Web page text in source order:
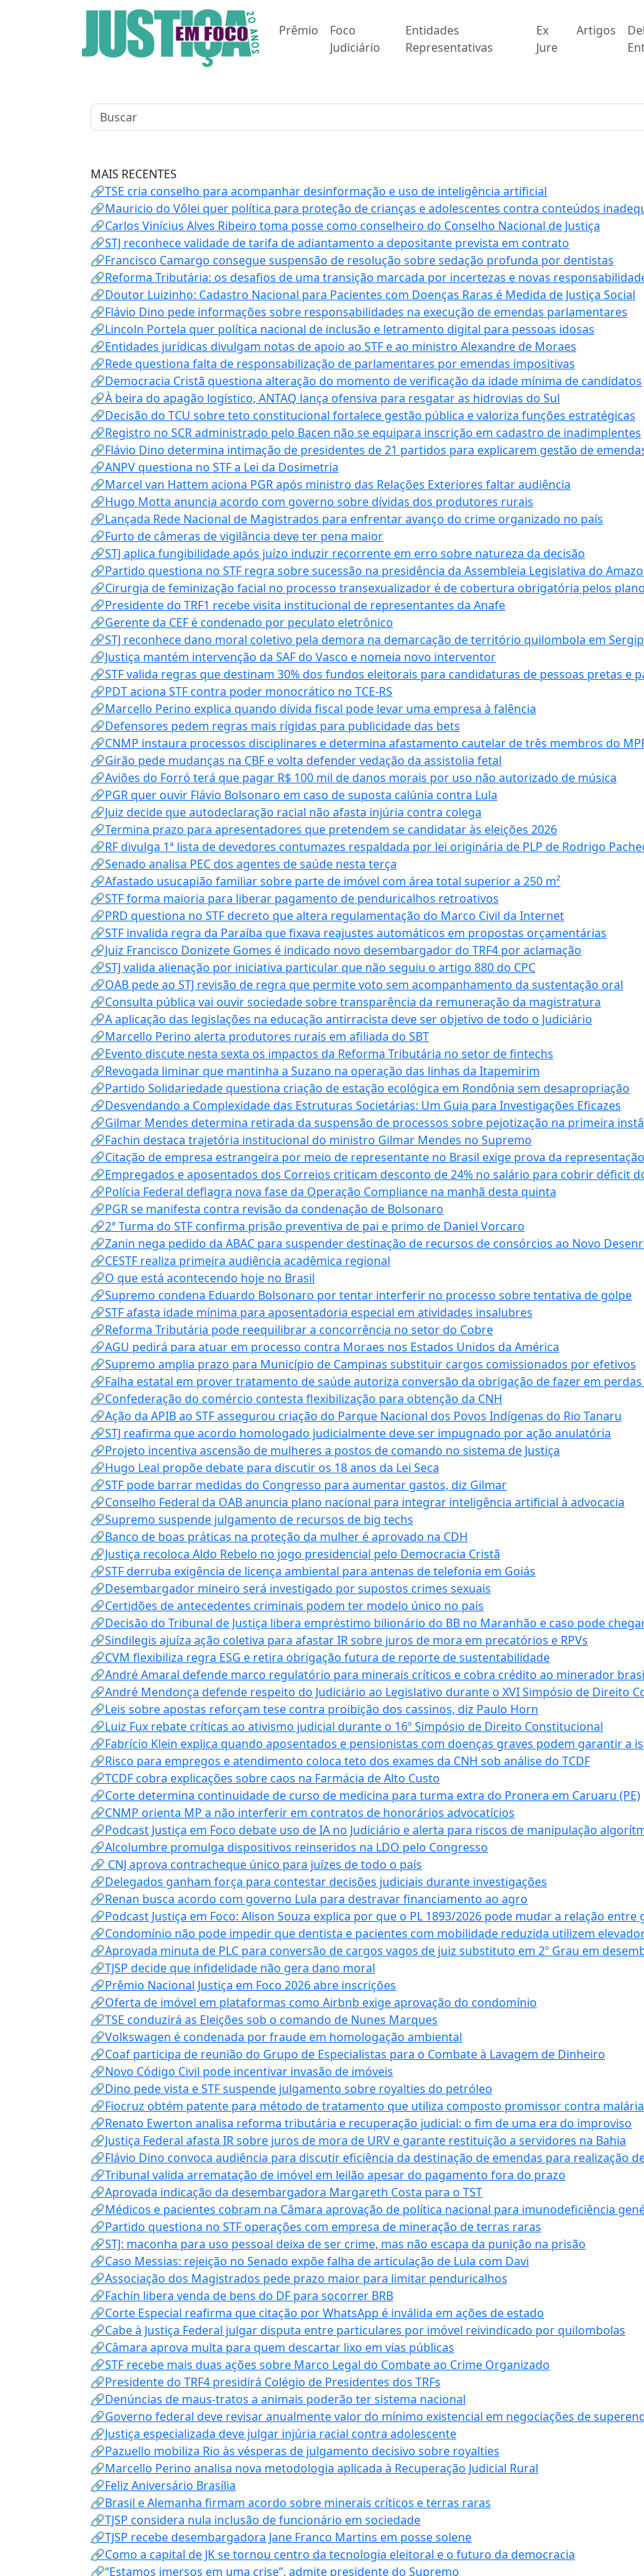
Prêmio
Foco
Judiciário
Entidades
Representativas
Ex
Jure
Artigos
MAIS RECENTES
🔗TSE cria conselho para acompanhar desinformação e uso de inteligência artificial
🔗Mauricio do Vôlei quer política para proteção de crianças e adolescentes contra conteúdos
🔗Carlos Vinícius Alves Ribeiro toma posse como conselheiro do Conselho Nacional de Justiça
🔗STJ reconhece validade de tarifa de adiantamento a depositante prevista em contrato
🔗Francisco Camargo consegue suspensão de resolução sobre sedação profunda por dentistas
🔗Reforma Tributária: os desafios de uma transição marcada por incertezas e novas
🔗Doutor Luizinho: Cadastro Nacional para Pacientes com Doenças Raras é Medida de Justiça Social
🔗Flávio Dino pede informações sobre responsabilidades na execução de emendas parlamentares
🔗Lincoln Portela quer política nacional de inclusão e letramento digital para pessoas idosas
🔗Entidades jurídicas divulgam notas de apoio ao STF e ao ministro Alexandre de Moraes
🔗Rede questiona falta de responsabilização de parlamentares por emendas impositivas
🔗Democracia Cristã questiona alteração do momento de verificação da idade mínima de candidatos
🔗À beira do apagão logístico, ANTAQ lança ofensiva para resgatar as hidrovias do Sul
🔗Decisão do TCU sobre teto constitucional fortalece gestão pública e valoriza funções estratégicas
🔗Registro no SCR administrado pelo Bacen não se equipara inscrição em cadastro de inadimplentes
🔗Flávio Dino determina intimação de presidentes de 21 partidos para explicarem gestão de
🔗ANPV questiona no STF a Lei da Dosimetria
🔗Marcel van Hattem aciona PGR após ministro das Relações Exteriores faltar audiência
🔗Hugo Motta anuncia acordo com governo sobre dívidas dos produtores rurais
🔗Lançada Rede Nacional de Magistrados para enfrentar avanço do crime organizado no país
🔗Furto de câmeras de vigilância deve ter pena maior
🔗STJ aplica fungibilidade após juízo induzir recorrente em erro sobre natureza da decisão
🔗Partido questiona no STF regra sobre sucessão na presidência da Assembleia Legislativa do
🔗Cirurgia de feminização facial no processo transexualizador é de cobertura obrigatória pelos
🔗Presidente do TRF1 recebe visita institucional de representantes da Anafe
🔗Gerente da CEF é condenado por peculato eletrônico
🔗STJ reconhece dano moral coletivo pela demora na demarcação de território quilombola em
🔗Justiça mantém intervenção da SAF do Vasco e nomeia novo interventor
🔗STF valida regras que destinam 30% dos fundos eleitorais para candidaturas de pessoas pretas e
🔗PDT aciona STF contra poder monocrático no TCE-RS
🔗Marcello Perino explica quando dívida fiscal pode levar uma empresa à falência
🔗Defensores pedem regras mais rígidas para publicidade das bets
🔗CNMP instaura processos disciplinares e determina afastamento cautelar de três membros do
🔗Girão pede mudanças na CBF e volta defender vedação da assistolia fetal
🔗Aviões do Forró terá que pagar R$ 100 mil de danos morais por uso não autorizado de música
🔗PGR quer ouvir Flávio Bolsonaro em caso de suposta calúnia contra Lula
🔗Juiz decide que autodeclaração racial não afasta injúria contra colega
🔗Termina prazo para apresentadores que pretendem se candidatar às eleições 2026
🔗RF divulga 1ª lista de devedores contumazes respaldada por lei originária de PLP de Rodrigo
🔗Senado analisa PEC dos agentes de saúde nesta terça
🔗Afastado usucapião familiar sobre parte de imóvel com área total superior a 250 m²
🔗STF forma maioria para liberar pagamento de penduricalhos retroativos
🔗PRD questiona no STF decreto que altera regulamentação do Marco Civil da Internet
🔗STF invalida regra da Paraíba que fixava reajustes automáticos em propostas orçamentárias
🔗Juiz Francisco Donizete Gomes é indicado novo desembargador do TRF4 por aclamação
🔗STJ valida alienação por iniciativa particular que não seguiu o artigo 880 do CPC
🔗OAB pede ao STJ revisão de regra que permite voto sem acompanhamento da sustentação oral
🔗Consulta pública vai ouvir sociedade sobre transparência da remuneração da magistratura
🔗A aplicação das legislações na educação antirracista deve ser objetivo de todo o Judiciário
🔗Marcello Perino alerta produtores rurais em afiliada do SBT
🔗Evento discute nesta sexta os impactos da Reforma Tributária no setor de fintechs
🔗Revogada liminar que mantinha a Suzano na operação das linhas da Itapemirim
🔗Partido Solidariedade questiona criação de estação ecológica em Rondônia sem desapropriação
🔗Desvendando a Complexidade das Estruturas Societárias: Um Guia para Investigações Eficazes
🔗Gilmar Mendes determina retirada da suspensão de processos sobre pejotização na primeira
🔗Fachin destaca trajetória institucional do ministro Gilmar Mendes no Supremo
🔗Citação de empresa estrangeira por meio de representante no Brasil exige prova da representação
🔗Empregados e aposentados dos Correios criticam desconto de 24% no salário para cobrir déficit
🔗Polícia Federal deflagra nova fase da Operação Compliance na manhã desta quinta
🔗PGR se manifesta contra revisão da condenação de Bolsonaro
🔗2ª Turma do STF confirma prisão preventiva de pai e primo de Daniel Vorcaro
🔗Zanin nega pedido da ABAC para suspender destinação de recursos de consórcios ao Novo
🔗CESTF realiza primeira audiência acadêmica regional
🔗O que está acontecendo hoje no Brasil
🔗Supremo condena Eduardo Bolsonaro por tentar interferir no processo sobre tentativa de golpe
🔗STF afasta idade mínima para aposentadoria especial em atividades insalubres
🔗Reforma Tributária pode reequilibrar a concorrência no setor do Cobre
🔗AGU pedirá para atuar em processo contra Moraes nos Estados Unidos da América
🔗Supremo amplia prazo para Município de Campinas substituir cargos comissionados por efetivos
🔗Falha estatal em prover tratamento de saúde autoriza conversão da obrigação de fazer em perdas
🔗Confederação do comércio contesta flexibilização para obtenção da CNH
🔗Ação da APIB ao STF assegurou criação do Parque Nacional dos Povos Indígenas do Rio Tanaru
🔗STJ reafirma que acordo homologado judicialmente deve ser impugnado por ação anulatória
🔗Projeto incentiva ascensão de mulheres a postos de comando no sistema de Justiça
🔗Hugo Leal propõe debate para discutir os 18 anos da Lei Seca
🔗STF pode barrar medidas do Congresso para aumentar gastos, diz Gilmar
🔗Conselho Federal da OAB anuncia plano nacional para integrar inteligência artificial à advocacia
🔗Supremo suspende julgamento de recursos de big techs
🔗Banco de boas práticas na proteção da mulher é aprovado na CDH
🔗Justiça recoloca Aldo Rebelo no jogo presidencial pelo Democracia Cristã
🔗STF derruba exigência de licença ambiental para antenas de telefonia em Goiás
🔗Desembargador mineiro será investigado por supostos crimes sexuais
🔗Certidões de antecedentes criminais podem ter modelo único no país
🔗Decisão do Tribunal de Justiça libera empréstimo bilionário do BB no Maranhão e caso pode chegar
🔗Sindilegis ajuíza ação coletiva para afastar IR sobre juros de mora em precatórios e RPVs
🔗CVM flexibiliza regra ESG e retira obrigação futura de reporte de sustentabilidade
🔗André Amaral defende marco regulatório para minerais críticos e cobra crédito ao minerador
🔗André Mendonça defende respeito do Judiciário ao Legislativo durante o XVI Simpósio de Direito
🔗Leis sobre apostas reforçam tese contra proibição dos cassinos, diz Paulo Horn
🔗Luiz Fux rebate críticas ao ativismo judicial durante o 16º Simpósio de Direito Constitucional
🔗Fabrício Klein explica quando aposentados e pensionistas com doenças graves podem garantir a
🔗Risco para empregos e atendimento coloca teto dos exames da CNH sob análise do TCDF
🔗TCDF cobra explicações sobre caos na Farmácia de Alto Custo
🔗Corte determina continuidade de curso de medicina para turma extra do Pronera em Caruaru (PE)
🔗CNMP orienta MP a não interferir em contratos de honorários advocatícios
🔗Podcast Justiça em Foco debate uso de IA no Judiciário e alerta para riscos de manipulação
🔗Alcolumbre promulga dispositivos reinseridos na LDO pelo Congresso
🔗 CNJ aprova contracheque único para juízes de todo o país
🔗Delegados ganham força para contestar decisões judiciais durante investigações
🔗Renan busca acordo com governo Lula para destravar financiamento ao agro
🔗Podcast Justiça em Foco: Alison Souza explica por que o PL 1893/2026 pode mudar a relação
🔗Condomínio não pode impedir que dentista e pacientes com mobilidade reduzida utilizem
🔗Aprovada minuta de PLC para conversão de cargos vagos de juiz substituto em 2º Grau em
🔗TJSP decide que infidelidade não gera dano moral
🔗Prêmio Nacional Justiça em Foco 2026 abre inscrições
🔗Oferta de imóvel em plataformas como Airbnb exige aprovação do condomínio
🔗TSE conduzirá as Eleições sob o comando de Nunes Marques
🔗Volkswagen é condenada por fraude em homologação ambiental
🔗Coaf participa de reunião do Grupo de Especialistas para o Combate à Lavagem de Dinheiro
🔗Novo Código Civil pode incentivar invasão de imóveis
🔗Dino pede vista e STF suspende julgamento sobre royalties do petróleo
🔗Fiocruz obtém patente para método de tratamento que utiliza composto promissor contra
🔗Renato Ewerton analisa reforma tributária e recuperação judicial: o fim de uma era do improviso
🔗Justiça Federal afasta IR sobre juros de mora de URV e garante restituição a servidores na Bahia
🔗Flávio Dino convoca audiência para discutir eficiência da destinação de emendas para realização
🔗Tribunal valida arrematação de imóvel em leilão apesar do pagamento fora do prazo
🔗Aprovada indicação da desembargadora Margareth Costa para o TST
🔗Médicos e pacientes cobram na Câmara aprovação de política nacional para imunodeficiência
🔗Partido questiona no STF operações com empresa de mineração de terras raras
🔗STJ: maconha para uso pessoal deixa de ser crime, mas não escapa da punição na prisão
🔗Caso Messias: rejeição no Senado expõe falha de articulação de Lula com Davi
🔗Associação dos Magistrados pede prazo maior para limitar penduricalhos
🔗Fachin libera venda de bens do DF para socorrer BRB
🔗Corte Especial reafirma que citação por WhatsApp é inválida em ações de estado
🔗Cabe à Justiça Federal julgar disputa entre particulares por imóvel reivindicado por quilombolas
🔗Câmara aprova multa para quem descartar lixo em vias públicas
🔗STF recebe mais duas ações sobre Marco Legal do Combate ao Crime Organizado
🔗Presidente do TRF4 presidirá Colégio de Presidentes dos TRFs
🔗Denúncias de maus-tratos a animais poderão ter sistema nacional
🔗Governo federal deve revisar anualmente valor do mínimo existencial em negociações de
🔗Justiça especializada deve julgar injúria racial contra adolescente
🔗Pazuello mobiliza Rio às vésperas de julgamento decisivo sobre royalties
🔗Marcello Perino analisa nova metodologia aplicada à Recuperação Judicial Rural
🔗Feliz Aniversário Brasília
🔗Brasil e Alemanha firmam acordo sobre minerais críticos e terras raras
🔗TJSP considera nula inclusão de funcionário em sociedade
🔗TJSP recebe desembargadora Jane Franco Martins em posse solene
🔗Como a capital de JK se tornou centro da tecnologia eleitoral e o futuro da democracia
🔗“Estamos imersos em uma crise”, admite presidente do Supremo